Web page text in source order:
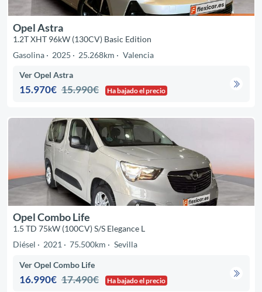
Opel Astra
1.2T XHT 96kW (130CV) Basic Edition
Gasolina
2025 25.268km Valencia
Ver Opel Astra
15.970€ 15.990€ Ha bajado el precio
Opel Combo Life
1.5 TD 75kW (100CV) S/S Elegance L
Diésel
2021 75.500km Sevilla
Ver Opel Combo Life
16.990€ 17.490€ Ha bajado el precio